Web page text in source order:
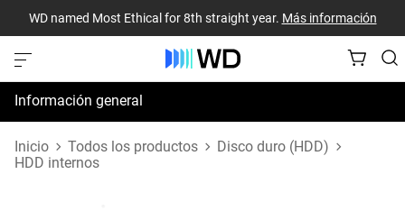
WD named Most Ethical for 8th straight year. Más información
Información general
Especificaciones
Inicio Todos los productos
Disco duro (HDD)
HDD internos